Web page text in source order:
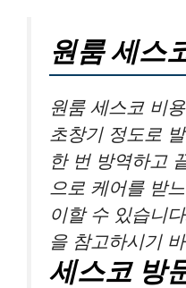
원룸 세스
원룸 세스코 비
초창기 정도로
한 번 방역하고
으로 케어를 받
이할 수 있습니
을 참고하시기
세스코 방